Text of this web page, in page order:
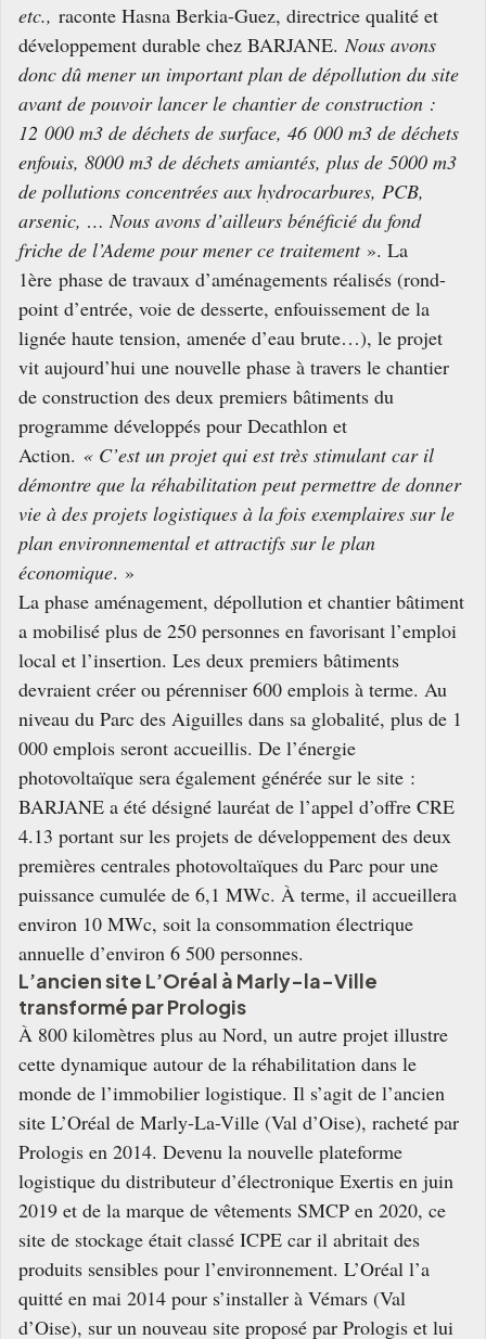
etc., raconte Hasna Berkia-Guez, directrice qualité et
développement durable chez BARJANE. Nous avons
donc dû mener un important plan de dépollution du site
avant de pouvoir lancer le chantier de construction :
12 000 m3 de déchets de surface, 46 000 m3 de déchets
enfouis, 8000 m3 de déchets amiantés, plus de 5000 m3
de pollutions concentrées aux hydrocarbures, PCB,
arsenic, … Nous avons d’ailleurs bénéficié du fond
friche de l’Ademe pour mener ce traitement». La
1ère phase de travaux d’aménagements réalisés (rond-
point d’entrée, voie de desserte, enfouissement de la
lignée haute tension, amenée d’eau brute…), le projet
vit aujourd’hui une nouvelle phase à travers le chantier
de construction des deux premiers bâtiments du
programme développés pour Decathlon et
Action. « C’est un projet qui est très stimulant car il
démontre que la réhabilitation peut permettre de donner
vie à des projets logistiques à la fois exemplaires sur le
plan environnemental et attractifs sur le plan
économique. »
La phase aménagement, dépollution et chantier bâtiment
a mobilisé plus de 250 personnes en favorisant l’emploi
local et l’insertion. Les deux premiers bâtiments
devraient créer ou pérenniser 600 emplois à terme. Au
niveau du Parc des Aiguilles dans sa globalité, plus de 1
000 emplois seront accueillis. De l’énergie
photovoltaïque sera également générée sur le site :
BARJANE a été désigné lauréat de l’appel d’offre CRE
4.13 portant sur les projets de développement des deux
premières centrales photovoltaïques du Parc pour une
puissance cumulée de 6,1 MWc. À terme, il accueillera
environ 10 MWc, soit la consommation électrique
annuelle d’environ 6 500 personnes.
L’ancien site L’Oréal à Marly-la-Ville
transformé par Prologis
À 800 kilomètres plus au Nord, un autre projet illustre
cette dynamique autour de la réhabilitation dans le
monde de l’immobilier logistique. Il s’agit de l’ancien
site L’Oréal de Marly-La-Ville (Val d’Oise), racheté par
Prologis en 2014. Devenu la nouvelle plateforme
logistique du distributeur d’électronique Exertis en juin
2019 et de la marque de vêtements SMCP en 2020, ce
site de stockage était classé ICPE car il abritait des
produits sensibles pour l’environnement. L’Oréal l’a
quitté en mai 2014 pour s’installer à Vémars (Val
d’Oise), sur un nouveau site proposé par Prologis et lui